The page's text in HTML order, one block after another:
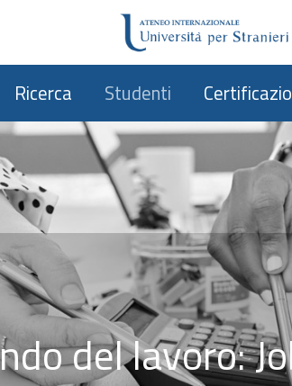
Ricerca Studenti
del lavoro: